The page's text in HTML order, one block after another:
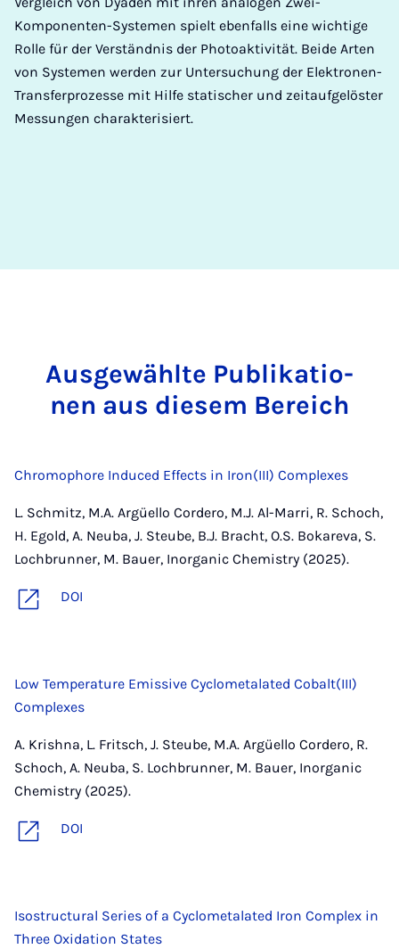
Komponenten-Systemen spielt ebenfalls eine wichtige
Rolle für der Verständnis der Photoaktivität. Beide Arten
von Systemen werden zur Untersuchung der Elektronen-
Transferprozesse mit Hilfe statischer und zeitaufgelöster
Messungen charakterisiert.
Aus­ge­wähl­te Pu­bli­ka­ti­o­
nen aus die­sem Be­reich
Chromophore Induced Effects in Iron(III) Complexes
L. Schmitz, M.A. Argüello Cordero, M.J. Al-Marri, R. Schoch,
H. Egold, A. Neuba, J. Steube, B.J. Bracht, O.S. Bokareva, S.
Lochbrunner, M. Bauer, Inorganic Chemistry (2025).
DOI
Low Temperature Emissive Cyclometalated Cobalt(III)
Complexes
A. Krishna, L. Fritsch, J. Steube, M.A. Argüello Cordero, R.
Schoch, A. Neuba, S. Lochbrunner, M. Bauer, Inorganic
Chemistry (2025).
DOI
Isostructural Series of a Cyclometalated Iron Complex in
Three Oxidation States